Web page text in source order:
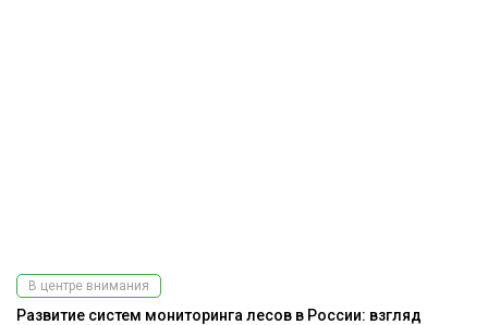
В центре внимания
Развитие систем мониторинга лесов в России: взгляд